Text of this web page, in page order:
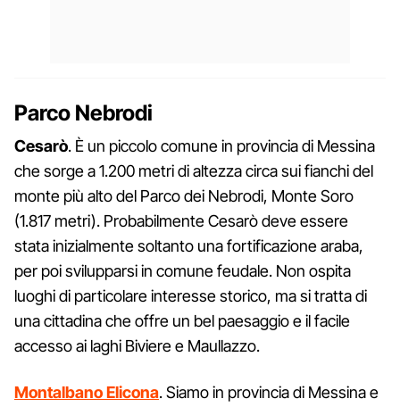
Parco Nebrodi
Cesarò. È un piccolo comune in provincia di Messina
che sorge a 1.200 metri di altezza circa sui fianchi del
monte più alto del Parco dei Nebrodi, Monte Soro
(1.817 metri). Probabilmente Cesarò deve essere
stata inizialmente soltanto una fortificazione araba,
per poi svilupparsi in comune feudale. Non ospita
luoghi di particolare interesse storico, ma si tratta di
una cittadina che offre un bel paesaggio e il facile
accesso ai laghi Biviere e Maullazzo.
Montalbano Elicona. Siamo in provincia di Messina e